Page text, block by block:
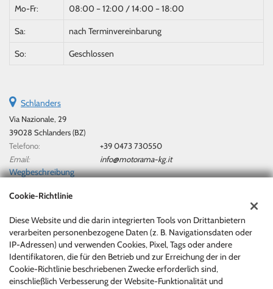
Mo-Fr: 08:00 – 12:00 / 14:00 – 18:00
Sa: nach Terminvereinbarung
So: Geschlossen
Schlanders
Via Nazionale, 29
39028 Schlanders (BZ)
Telefono:
+39 0473 730550
Email:
info@motorama-kg.it
Wegbeschreibung
Steuerdaten:
Motorama Di Marx Berthold & Co. Kg/Sas
Via Nazionale, 29, Silandro (BZ)
Steuernummer und MwSt:00717840219
Unternehmensregister:BZ
Cookie-Richtlinie
Diese Website und die darin integrierten Tools von Drittanbietern
verarbeiten personenbezogene Daten (z. B. Navigationsdaten oder
IP-Adressen) und verwenden Cookies, Pixel, Tags oder andere
Identifikatoren, die für den Betrieb und zur Erreichung der in der
Cookie-Richtlinie beschriebenen Zwecke erforderlich sind,
einschließlich Verbesserung der Website-Funktionalität und